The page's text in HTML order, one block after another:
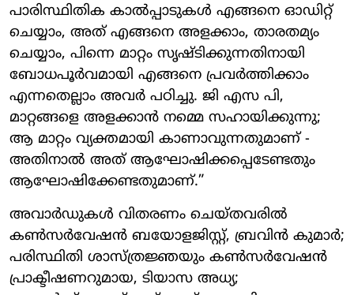
പാരിസ്ഥിതിക കാൽപ്പാടുകൾ എങ്ങനെ ഓഡിറ്റ്
ചെയ്യാം, അത് എങ്ങനെ അളക്കാം, താരതമ്യം
ചെയ്യാം, പിന്നെ മാറ്റം സൃഷ്ടിക്കുന്നതിനായി
ബോധപൂർവമായി എങ്ങനെ പ്രവർത്തിക്കാം
എന്നതെല്ലാം അവർ പഠിച്ചു. ജി എസ പി,
മാറ്റങ്ങളെ അളക്കാൻ നമ്മെ സഹായിക്കുന്നു;
ആ മാറ്റം വ്യക്തമായി കാണാവുന്നതുമാണ് -
അതിനാൽ അത് ആഘോഷിക്കപ്പെടേണ്ടതും
ആഘോഷിക്കേണ്ടതുമാണ്.”
അവാർഡുകൾ വിതരണം ചെയ്തവരിൽ
കൺസർവേഷൻ ബയോളജിസ്റ്റ്, ബ്രവിൻ കുമാർ;
പരിസ്ഥിതി ശാസ്ത്രജ്ഞയും കൺസർവേഷൻ
പ്രാക്ടീഷണറുമായ, ടിയാസ അധ്യ;